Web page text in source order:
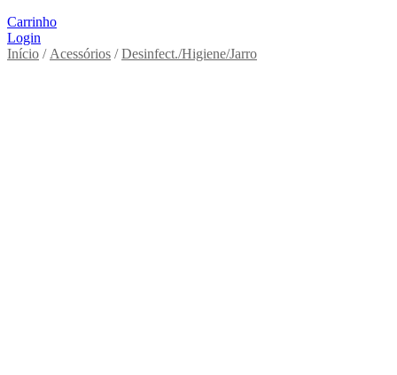
Carrinho
Login
Início / Acessórios /Desinfect./Higiene/Jarro